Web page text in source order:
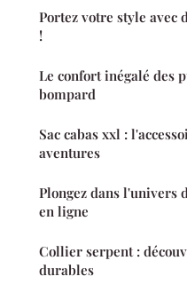
Portez votre style avec
!
Le confort inégalé des
bompard
Sac cabas xxl :
aventures
Plongez dans l'univers
en ligne
Collier serpent :
durables